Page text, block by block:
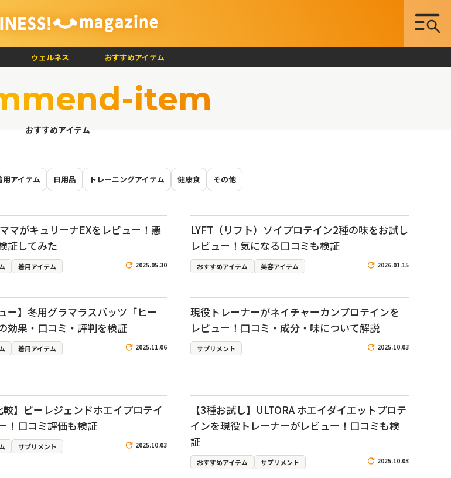
ウェルネス おすすめアイテム
item
おすすめアイテム
用アイテム 日用品 トレーニングアイテム 健康食 その他
マがキュリーナEXをレビュー！悪
証してみた
着用アイテム 2025.05.30
LYFT（リフト）ソイプロテイン2種の味をお試し
レビュー！気になる口コミも検証
おすすめアイテム 美容アイテム 2026.01.15
ー】冬用グラマラスパッツ「ヒー
効果・口コミ・評判を検証
着用アイテム 2025.11.06
現役トレーナーがネイチャーカンプロテインを
レビュー！口コミ・成分・味について解説
サプリメント 2025.10.03
較】ビーレジェンドホエイプロテイ
！口コミ評価も検証
サプリメント 2025.10.03
【3種お試し】ULTORA ホエイダイエットプロテ
インを現役トレーナーがレビュー！口コミも検
証
おすすめアイテム サプリメント 2025.10.03